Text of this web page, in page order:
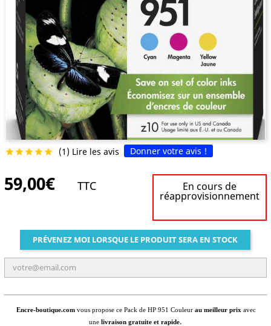
 (1) Lire les avis Donner votre avis !
59,00€ TTC En cours de
réapprovisionnement
PRÉVENEZ MOI LORSQUE LE PRODUIT SERA EN STOCK
Encre-boutique.com vous propose ce Pack de HP 951 Couleurau meilleur prix avec
unelivraison gratuite et rapide.